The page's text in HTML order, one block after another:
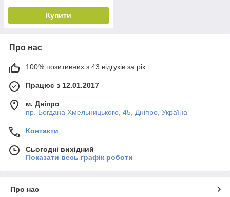
Купити
Про нас
100% позитивних з 43 відгуків за рік
Працює з 12.01.2017
м. Дніпро
пр. Богдана Хмельницького, 45, Дніпро, Україна
Контакти
Сьогодні вихідний
Показати весь графік роботи
Про нас